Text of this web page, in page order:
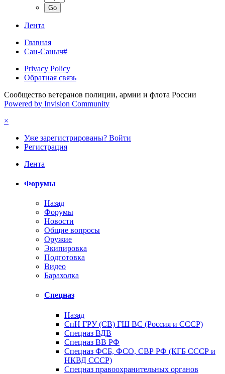
Лента
Главная
Сан-Саныч#
Privacy Policy
Обратная связь
Сообщество ветеранов полиции, армии и флота России
Powered by Invision Community
×
Уже зарегистрированы? Войти
Регистрация
Лента
Форумы
Назад
Форумы
Новости
Общие вопросы
Оружие
Экипировка
Подготовка
Видео
Барахолка
Спецназ
Назад
СпН ГРУ (СВ) ГШ ВС (Россия и СССР)
Спецназ ВДВ
Спецназ ВВ РФ
Спецназ ФСБ, ФСО, СВР РФ (КГБ СССР и
НКВД СССР)
Спецназ правоохранительных органов